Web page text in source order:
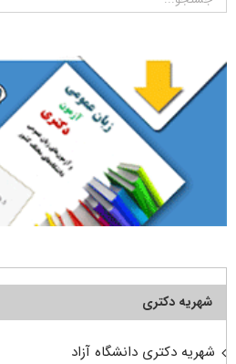
شهریه دکتری
شهریه دکتری دانشگاه آزاد